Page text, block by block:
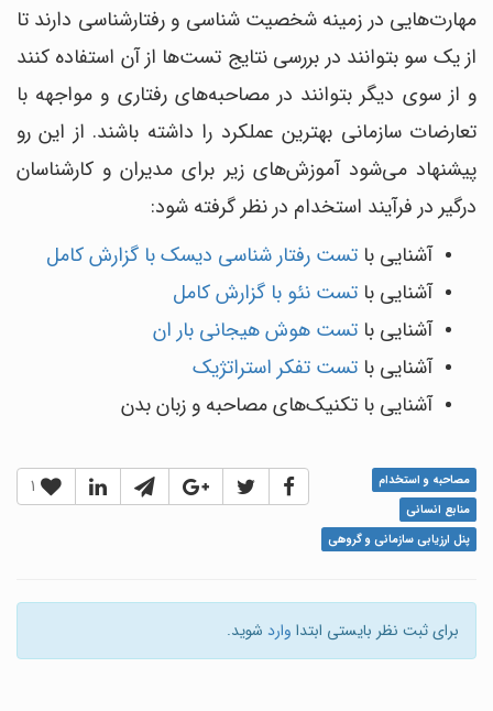
مهارت‌هایی در زمینه شخصیت شناسی و رفتارشناسی دارند تا
از یک سو بتوانند در بررسی نتایج تست‌ها از آن استفاده کنند
و از سوی دیگر بتوانند در مصاحبه‌های رفتاری و مواجهه با
تعارضات سازمانی بهترین عملکرد را داشته باشند. از این رو
پیشنهاد می‌شود آموزش‌های زیر برای مدیران و کارشناسان
درگیر در فرآیند استخدام در نظر گرفته شود:
آشنایی با تست رفتار شناسی دیسک با گزارش کامل
آشنایی با تست نئو با گزارش کامل
آشنایی با تست هوش هیجانی بار ان
آشنایی با تست تفکر استراتژیک
آشنایی با تکنیک‌های مصاحبه و زبان بدن
1
مصاحبه و استخدام
منابع انسانی
پنل ارزیابی سازمانی و گروهی
برای ثبت نظر بایستی ابتدا وارد شوید.